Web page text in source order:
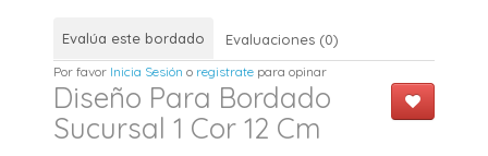
Evalúa este bordado Evaluaciones (0)
Por favor Inicia Sesión o registrate para opinar
Diseño Para Bordado
Sucursal 1 Cor 12 Cm